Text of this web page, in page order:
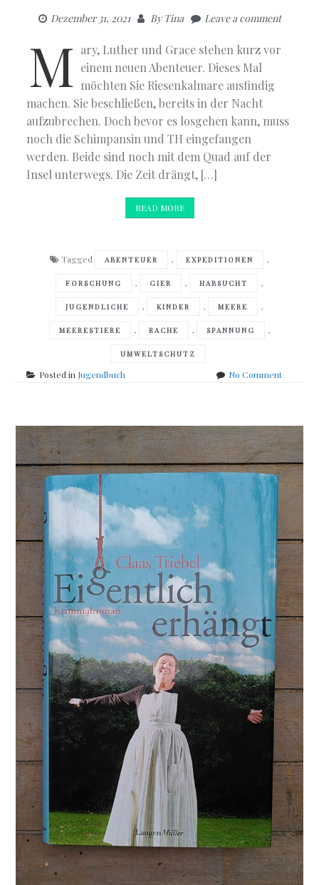
Dezember 31, 2021 ByTina Leave a comment
M ary, Luther und Grace stehen kurz vor
einem neuen Abenteuer. Dieses Mal
möchten Sie Riesenkalmare ausfindig
machen. Sie beschließen, bereits in der Nacht
aufzubrechen. Doch bevor es losgehen kann, muss
noch die Schimpansin und TH eingefangen
werden. Beide sind noch mit dem Quad auf der
Insel unterwegs. Die Zeit drängt, […]
READ MORE
Tagged ABENTEUER , EXPEDITIONEN ,
FORSCHUNG , GIER , HABSUCHT ,
JUGENDLICHE , KINDER , MEERE ,
MEERESTIERE , RACHE , SPANNUNG ,
UMWELTSCHUTZ
Posted in Jugendbuch No Commenton
Jagd
in
der
Tiefsee